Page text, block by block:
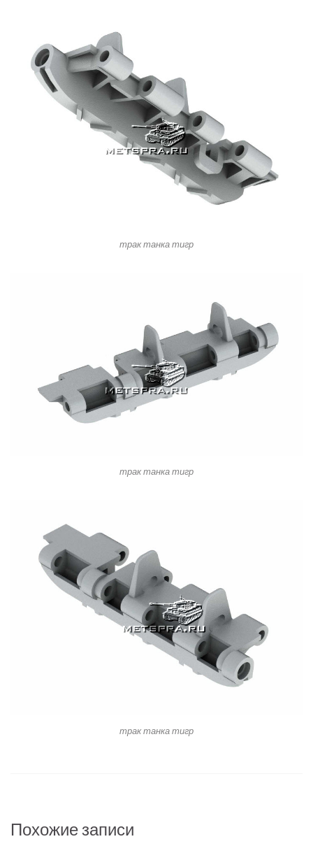
трак танка тигр
трак танка тигр
трак танка тигр
Похожие записи